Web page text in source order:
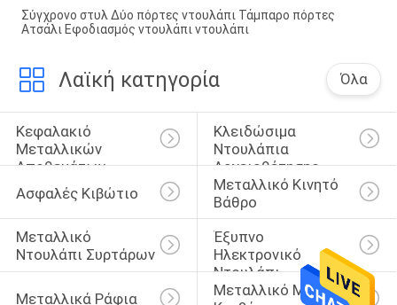
Σύγχρονο στυλ Δύο πόρτες ντουλάπι Τάμπαρο πόρτες
Ατσάλι Εφοδιασμός ντουλάπι ντουλάπι
Λαϊκή κατηγορία Όλα
Κεφαλακιό
Μεταλλικών
Αποθεμάτων
Κλειδώσιμα
Ντουλάπια
Αρχειοθέτησης
Ασφαλές Κιβώτιο
Μεταλλικό Κινητό
Βάθρο
Μεταλλικό
Ντουλάπι Συρτάρων
Έξυπνο
Ηλεκτρονικό
Ντουλάπι
Μεταλλικά Ράφια
Μεταλλικό Μονό